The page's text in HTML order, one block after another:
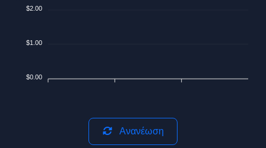
$2.00
$1.00
$0.00
Ανανέωση